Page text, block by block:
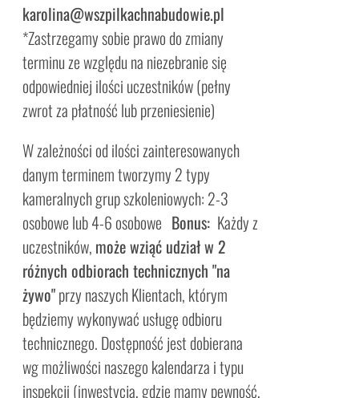
karolina@wszpilkachnabudowie.pl
*Zastrzegamy sobie prawo do zmiany
terminu ze względu na niezebranie się
odpowiedniej ilości uczestników (pełny
zwrot za płatność lub przeniesienie)
W zależności od ilości zainteresowanych
danym terminem tworzymy 2 typy
kameralnych grup szkoleniowych: 2-3
osobowe lub 4-6 osobowe Bonus: Każdy z
uczestników, może wziąć udział w 2
różnych odbiorach technicznych "na
żywo"przy naszych Klientach, którym
będziemy wykonywać usługę odbioru
technicznego. Dostępność jest dobierana
wg możliwości naszego kalendarza i typu
inspekcji (inwestycja, gdzie mamy pewność,